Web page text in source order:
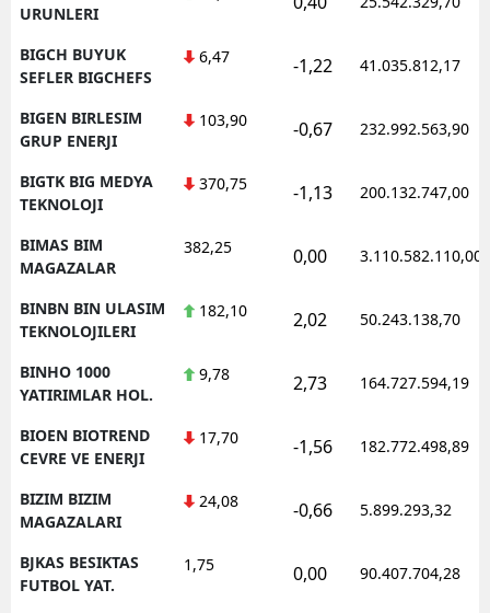
URUNLERI
BIGCH BUYUK
SEFLER BIGCHEFS
6,47 -1,22 41.035.812,17
BIGEN BIRLESIM
GRUP ENERJI
103,90 -0,67 232.992.563,90
BIGTK BIG MEDYA
TEKNOLOJI
370,75 -1,13 200.132.747,00
BIMAS BIM
MAGAZALAR
382,25 0,00 3.110.582.110,00
BINBN BIN ULASIM
TEKNOLOJILERI
182,10 2,02 50.243.138,70
BINHO 1000
YATIRIMLAR HOL.
9,78 2,73 164.727.594,19
BIOEN BIOTREND
CEVRE VE ENERJI
17,70 -1,56 182.772.498,89
BIZIM BIZIM
MAGAZALARI
24,08 -0,66 5.899.293,32
BJKAS BESIKTAS
FUTBOL YAT.
1,75 0,00 90.407.704,28